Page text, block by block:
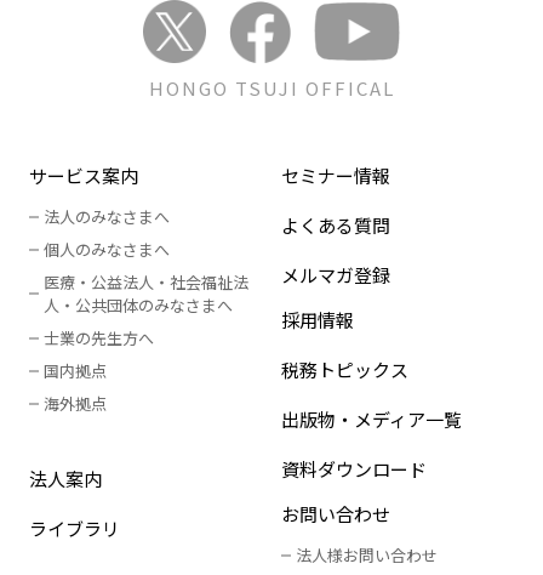
HONGO TSUJI OFFICAL
サービス案内
法人のみなさまへ
個人のみなさまへ
医療・公益法人・社会福祉法
人 ・ 公共団体のみなさまへ
士業の先生方へ
国内拠点
海外拠点
法人案内
ライブラリ
セミナー情報
よくある質問
メルマガ登録
採用情報
税務トピックス
出版物・メディア一覧
資料ダウンロード
お問い合わせ
法人様お問い合わせ